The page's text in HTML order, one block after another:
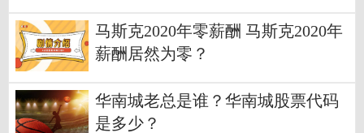
马斯克2020年零薪酬 马斯克2020年
薪酬居然为零？
华南城老总是谁？华南城股票代码
是多少？